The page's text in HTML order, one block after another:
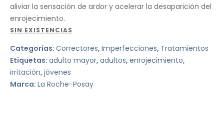
aliviar la sensación de ardor y acelerar la desaparición del
enrojecimiento.
SIN EXISTENCIAS
Categorías: Correctores, Imperfecciones, Tratamientos
Etiquetas: adulto mayor, adultos, enrojecimiento,
irritación, jóvenes
Marca: La Roche-Posay